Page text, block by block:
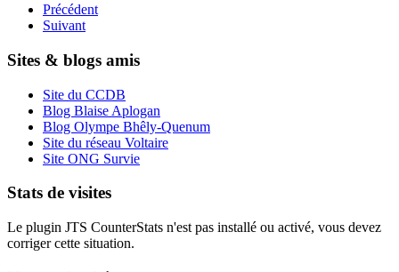
Précédent
Suivant
Sites & blogs amis
Site du CCDB
Blog Blaise Aplogan
Blog Olympe Bhêly-Quenum
Site du réseau Voltaire
Site ONG Survie
Stats de visites
Le plugin JTS CounterStats n'est pas installé ou activé, vous devez
corriger cette situation.